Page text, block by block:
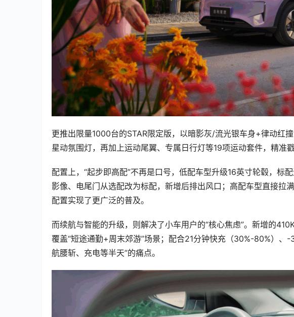
更推出限量1000台的STAR限定版，以暗影灰/流光银车身+律动红
星动氛围灯，再加上运动尾翼、专属日行灯等19项运动套件，精准戳
配置上，“起步即高配”不再是口号，低配车型升级16英寸轮毂，标
影像、电尾门从选配改为标配，新增后排出风口；高配车型直接拉
配置实现了更广泛的普及。
而续航与智能的升级，则解决了小车用户的“核心焦虑”。新增的
覆盖“短途通勤+周末郊游”场景；配合21分钟快充（30%-80%）
航腰斩、充电等半天”的痛点。